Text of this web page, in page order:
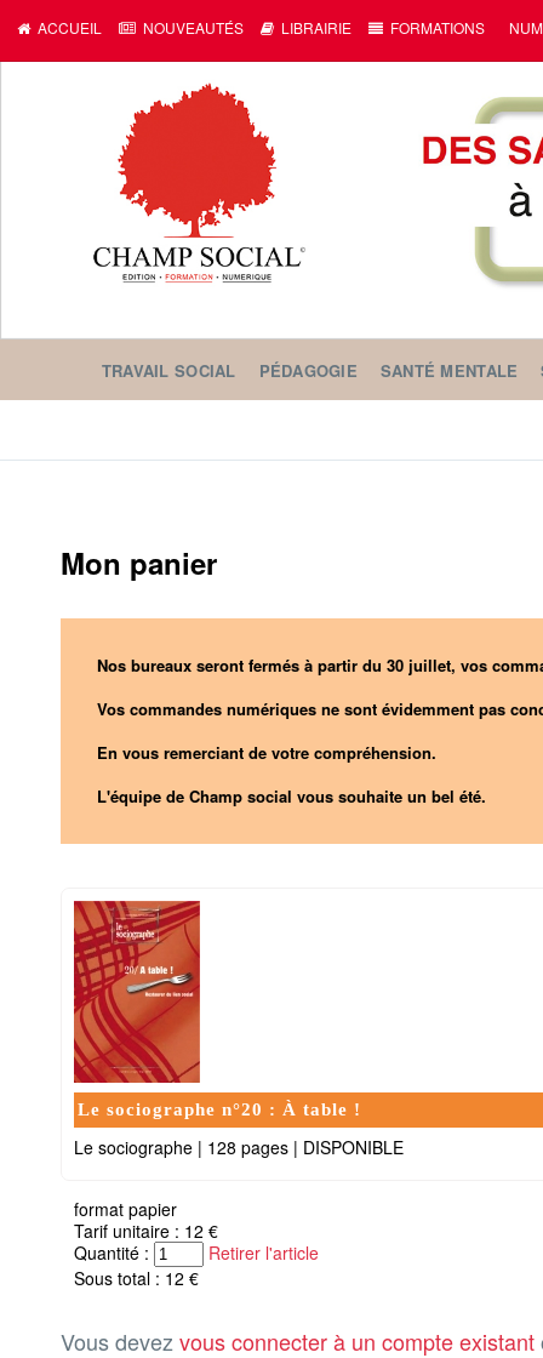
ACCUEIL NOUVEAUTÉS LIBRAIRIE FORMATIONS
TRAVAIL SOCIAL PÉDAGOGIE SANTÉ MENTALE
Mon panier
Nos bureaux seront fermés à partir du 30 juillet, vos
Vos commandes numériques ne sont évidemment pas
En vous remerciant de votre compréhension.
L'équipe de Champ social vous souhaite un bel été.
Le sociographe n°20 : À table !
Le sociographe | 128 pages | DISPONIBLE
format papier
Tarif unitaire : 12 €
Quantité :
Retirer l'article
Sous total : 12 €
Vous devez vous connecter à un compte existant